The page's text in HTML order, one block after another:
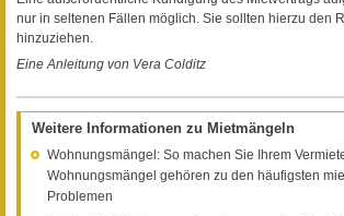
nur in seltenen Fällen möglich. Sie sollten hierzu den
hinzuziehen.
Eine Anleitung von Vera Colditz
Weitere Informationen zu Mietmängeln
Wohnungsmängel: So machen Sie Ihrem
Wohnungsmängel gehören zu den häufigsten
Problemen